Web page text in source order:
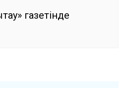
газетінде